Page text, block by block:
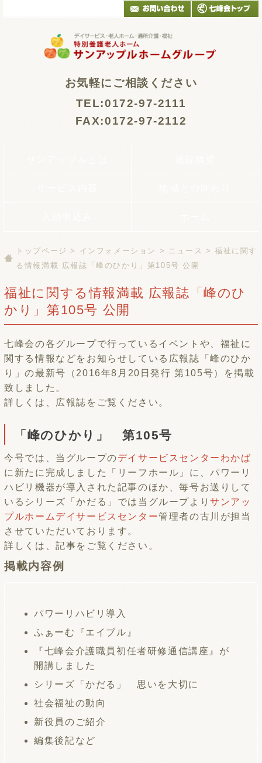
お気軽にご相談ください
TEL:0172-97-2111
FAX:0172-97-2112
トップページ > インフォメーション > ニュース > 福祉に関す
る情報満載 広報誌「峰のひかり」第105号 公開
福祉に関する情報満載 広報誌「峰のひ
かり」第105号 公開
七峰会の各グループで行っているイベントや、福祉に
関する情報などをお知らせしている広報誌「峰のひか
り」の最新号（2016年8月20日発行 第105号）を掲載
致しました。
詳しくは、広報誌をご覧ください。
「峰のひかり」 第105号
今号では、当グループのデイサービスセンターわかば
に新たに完成しました「リーフホール」に、パワーリ
ハビリ機器が導入された記事のほか、毎号お送りして
いるシリーズ「かだる」では当グループよりサンアッ
プルホームデイサービスセンター管理者の古川が担当
させていただいております。
詳しくは、記事をご覧ください。
掲載内容例
パワーリハビリ導入
ふぁーむ『エイブル』
『七峰会介護職員初任者研修通信講座』が
開講しました
シリーズ「かだる」 思いを大切に
社会福祉の動向
新役員のご紹介
編集後記など